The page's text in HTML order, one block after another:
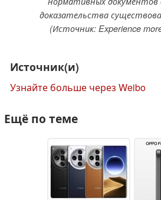
доказательства
(Источник: Experience
Источник(и)
Узнайте больше через Weibo
Ещё по теме